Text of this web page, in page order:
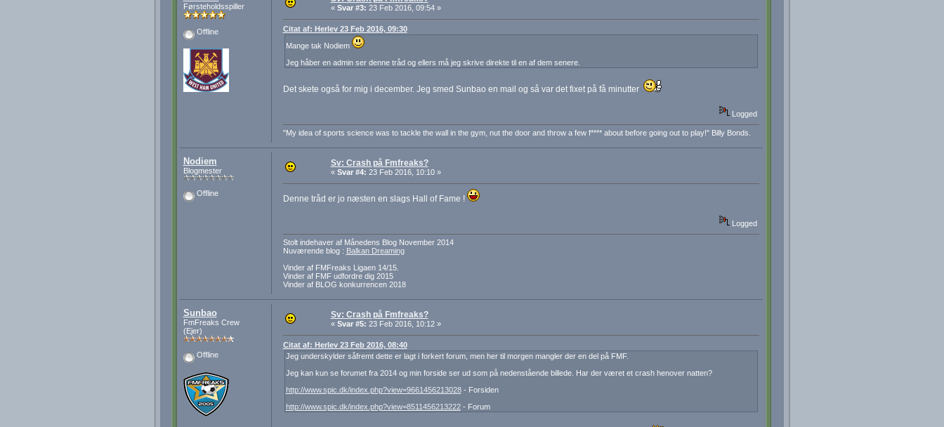
Førsteholdsspiller
Offline
« Svar #3: 23 Feb 2016, 09:54 »
Citat af: Herlev 23 Feb 2016, 09:30
Mange tak Nodiem
Jeg håber en admin ser denne tråd og ellers må jeg skrive direkte til en af dem senere.
Det skete også for mig i december. Jeg smed Sunbao en mail og så var det fixet på få minutter
Logged
"My idea of sports science was to tackle the wall in the gym, nut the door and throw a few f**** about before going out to play!" Billy Bonds.
Nodiem
Blogmester
Offline
Sv: Crash på Fmfreaks?
« Svar #4: 23 Feb 2016, 10:10 »
Denne tråd er jo næsten en slags Hall of Fame !
Logged
Stolt indehaver af Månedens Blog November 2014
Nuværende blog : Balkan Dreaming
Vinder af FMFreaks Ligaen 14/15.
Vinder af FMF udfordre dig 2015
Vinder af BLOG konkurrencen 2018
Sunbao
FmFreaks Crew
(Ejer)
Offline
Sv: Crash på Fmfreaks?
« Svar #5: 23 Feb 2016, 10:12 »
Citat af: Herlev 23 Feb 2016, 08:40
Jeg underskylder såfremt dette er lagt i forkert forum, men her til morgen mangler der en del på FMF.
Jeg kan kun se forumet fra 2014 og min forside ser ud som på nedenstående billede. Har der været et crash henover natten?
http://www.spic.dk/index.php?view=9661456213028- Forsiden
http://www.spic.dk/index.php?view=8511456213222- Forum